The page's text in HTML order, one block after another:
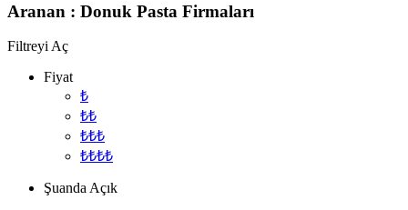
Aranan : Donuk Pasta Firmaları
Filtreyi Aç
Fiyat
₺
₺₺
₺₺₺
₺₺₺₺
Şuanda Açık